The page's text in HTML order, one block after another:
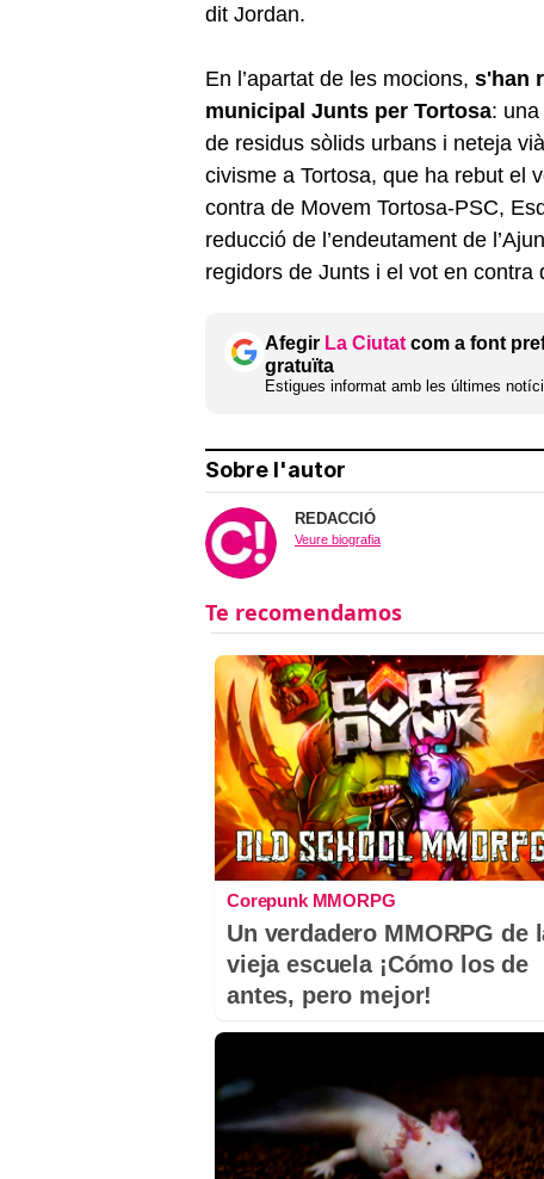
dit Jordan.
En l’apartat de les mocions, s'han
municipal Junts per Tortosa:
de residus sòlids urbans i neteja
civisme a Tortosa, que ha rebut el
contra de Movem Tortosa-PSC,
reducció de l’endeutament de
regidors de Junts i el vot en contra
Afegir La Ciutat com a font
gratuïta
Estigues informat amb les últimes
Sobre l'autor
REDACCIÓ
Veure biografia
Corepunk MMORPG
Un verdadero MMORPG de
vieja escuela ¡Cómo los de
antes, pero mejor!